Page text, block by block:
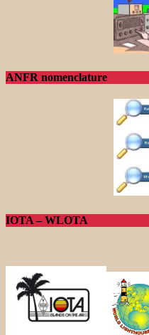
ANFR nomenclature
IOTA – WLOTA